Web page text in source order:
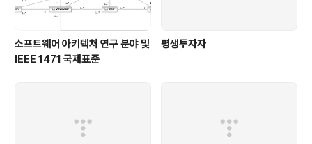
소프트웨어 아키텍처 연구 분야 및
IEEE 1471 국제표준
평생투자자